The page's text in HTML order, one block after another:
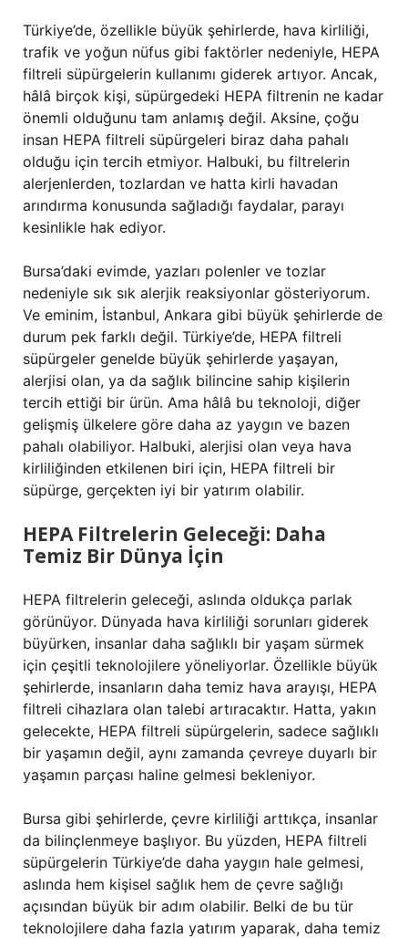
Türkiye’de, özellikle büyük şehirlerde, hava kirliliği,
trafik ve yoğun nüfus gibi faktörler nedeniyle, HEPA
filtreli süpürgelerin kullanımı giderek artıyor. Ancak,
hâlâ birçok kişi, süpürgedeki HEPA filtrenin ne kadar
önemli olduğunu tam anlamış değil. Aksine, çoğu
insan HEPA filtreli süpürgeleri biraz daha pahalı
olduğu için tercih etmiyor. Halbuki, bu filtrelerin
alerjenlerden, tozlardan ve hatta kirli havadan
arındırma konusunda sağladığı faydalar, parayı
kesinlikle hak ediyor.
Bursa’daki evimde, yazları polenler ve tozlar
nedeniyle sık sık alerjik reaksiyonlar gösteriyorum.
Ve eminim, İstanbul, Ankara gibi büyük şehirlerde de
durum pek farklı değil. Türkiye’de, HEPA filtreli
süpürgeler genelde büyük şehirlerde yaşayan,
alerjisi olan, ya da sağlık bilincine sahip kişilerin
tercih ettiği bir ürün. Ama hâlâ bu teknoloji, diğer
gelişmiş ülkelere göre daha az yaygın ve bazen
pahalı olabiliyor. Halbuki, alerjisi olan veya hava
kirliliğinden etkilenen biri için, HEPA filtreli bir
süpürge, gerçekten iyi bir yatırım olabilir.
HEPA Filtrelerin Geleceği: Daha
Temiz Bir Dünya İçin
HEPA filtrelerin geleceği, aslında oldukça parlak
görünüyor. Dünyada hava kirliliği sorunları giderek
büyürken, insanlar daha sağlıklı bir yaşam sürmek
için çeşitli teknolojilere yöneliyorlar. Özellikle büyük
şehirlerde, insanların daha temiz hava arayışı, HEPA
filtreli cihazlara olan talebi artıracaktır. Hatta, yakın
gelecekte, HEPA filtreli süpürgelerin, sadece sağlıklı
bir yaşamın değil, aynı zamanda çevreye duyarlı bir
yaşamın parçası haline gelmesi bekleniyor.
Bursa gibi şehirlerde, çevre kirliliği arttıkça, insanlar
da bilinçlenmeye başlıyor. Bu yüzden, HEPA filtreli
süpürgelerin Türkiye’de daha yaygın hale gelmesi,
aslında hem kişisel sağlık hem de çevre sağlığı
açısından büyük bir adım olabilir. Belki de bu tür
teknolojilere daha fazla yatırım yaparak, daha temiz